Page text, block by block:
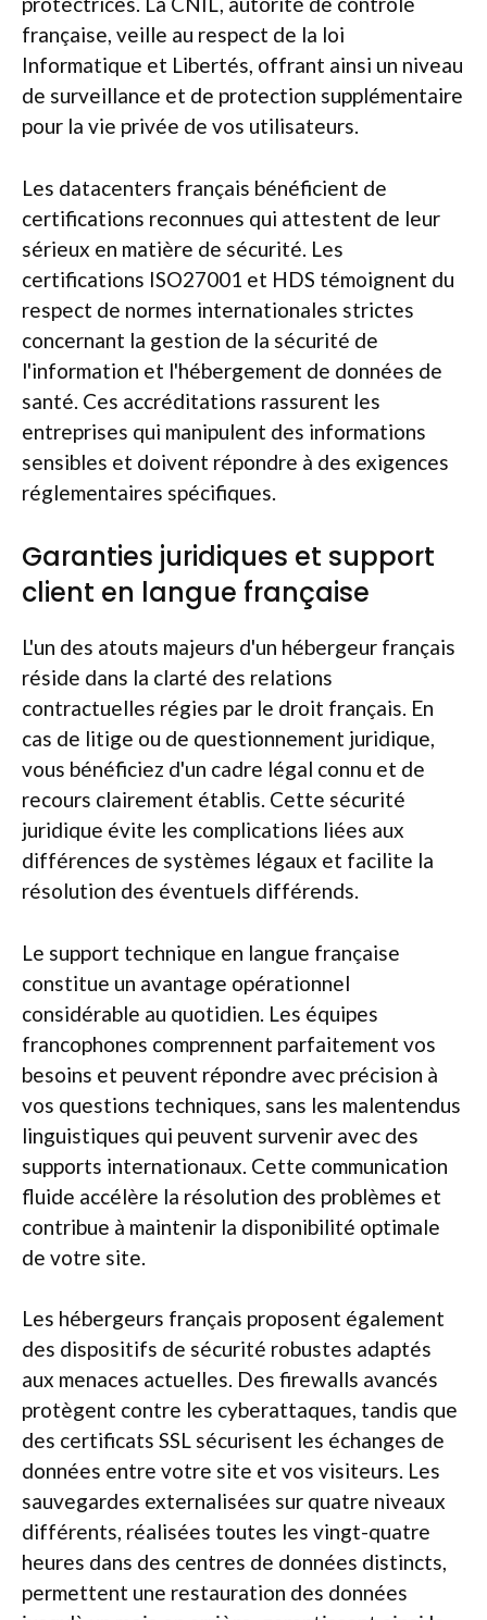
française, veille au respect de la loi
Informatique et Libertés, offrant ainsi un niveau
de surveillance et de protection supplémentaire
pour la vie privée de vos utilisateurs.
Les datacenters français bénéficient de
certifications reconnues qui attestent de leur
sérieux en matière de sécurité. Les
certifications ISO27001 et HDS témoignent du
respect de normes internationales strictes
concernant la gestion de la sécurité de
l'information et l'hébergement de données de
santé. Ces accréditations rassurent les
entreprises qui manipulent des informations
sensibles et doivent répondre à des exigences
réglementaires spécifiques.
Garanties juridiques et support
client en langue française
L'un des atouts majeurs d'un hébergeur français
réside dans la clarté des relations
contractuelles régies par le droit français. En
cas de litige ou de questionnement juridique,
vous bénéficiez d'un cadre légal connu et de
recours clairement établis. Cette sécurité
juridique évite les complications liées aux
différences de systèmes légaux et facilite la
résolution des éventuels différends.
Le support technique en langue française
constitue un avantage opérationnel
considérable au quotidien. Les équipes
francophones comprennent parfaitement vos
besoins et peuvent répondre avec précision à
vos questions techniques, sans les malentendus
linguistiques qui peuvent survenir avec des
supports internationaux. Cette communication
fluide accélère la résolution des problèmes et
contribue à maintenir la disponibilité optimale
de votre site.
Les hébergeurs français proposent également
des dispositifs de sécurité robustes adaptés
aux menaces actuelles. Des firewalls avancés
protègent contre les cyberattaques, tandis que
des certificats SSL sécurisent les échanges de
données entre votre site et vos visiteurs. Les
sauvegardes externalisées sur quatre niveaux
différents, réalisées toutes les vingt-quatre
heures dans des centres de données distincts,
permettent une restauration des données